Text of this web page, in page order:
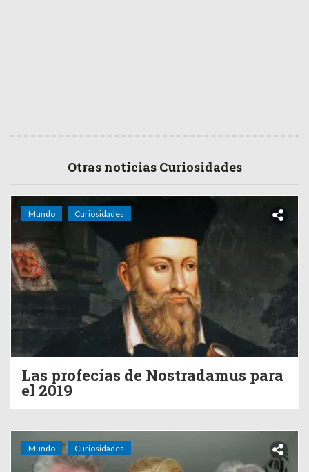
Otras noticias Curiosidades
Mundo Curiosidades
Las profecías de Nostradamus para
el 2019
Mundo Curiosidades